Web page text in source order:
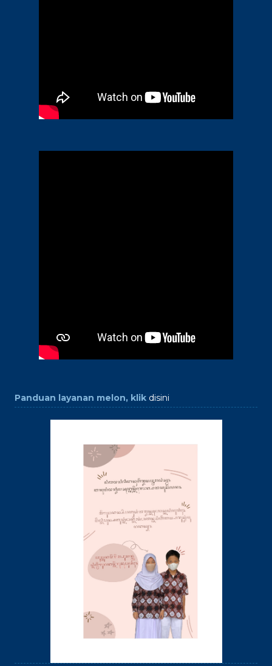
Panduan layanan melon, klik disini